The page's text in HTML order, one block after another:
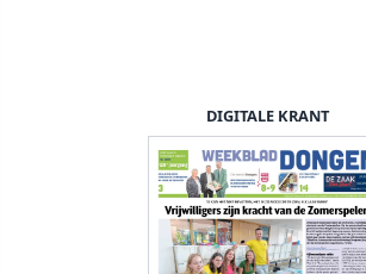
DIGITALE KRANT